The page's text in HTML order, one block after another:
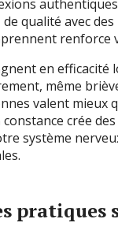
qualité avec
renforce
en efficacité
même
valent mieux
constance crée
système
pratiques